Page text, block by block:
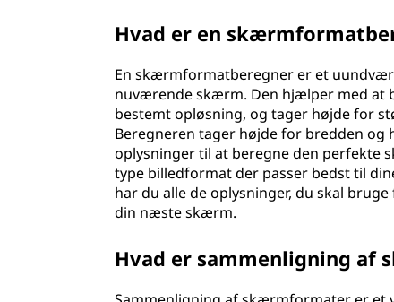
Hvad er en
En skærmformatberegner er et
nuværende skærm. Den hjælper med at
bestemt opløsning, og tager højde for
Beregneren tager højde for bredden
oplysninger til at beregne den perfekte
type billedformat der passer bedst til
har du alle de oplysninger, du skal
din næste skærm.
Hvad er sammenligning af